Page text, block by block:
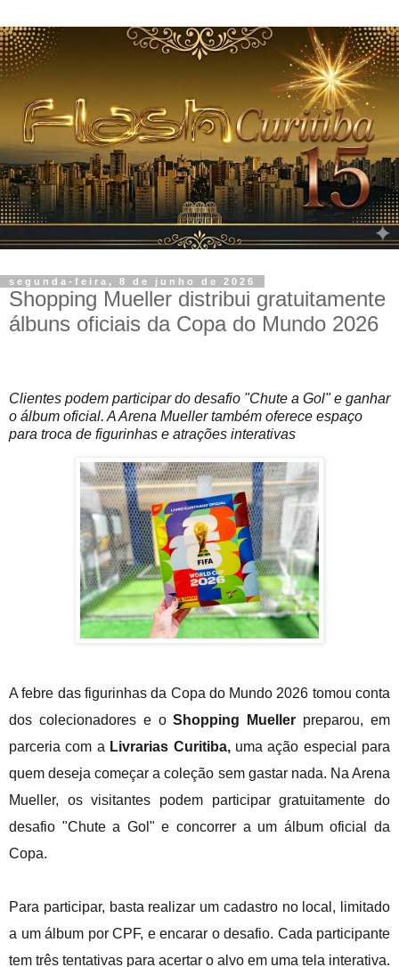
segunda-feira, 8 de junho de 2026
Shopping Mueller distribui gratuitamente
álbuns oficiais da Copa do Mundo 2026
Clientes podem participar do desafio "Chute a Gol" e ganhar
o álbum oficial. A Arena Mueller também oferece espaço
para troca de figurinhas e atrações interativas
A febre das figurinhas da Copa do Mundo 2026 tomou conta
dos colecionadores e oShopping Mueller preparou, em
parceria com a Livrarias Curitiba,uma ação especial para
quem deseja começar a coleção sem gastar nada. Na Arena
Mueller, os visitantes podem participar gratuitamente do
desafio "Chute a Gol" e concorrer a um álbum oficial da
Copa.
Para participar, basta realizar um cadastro no local, limitado
a um álbum por CPF, e encarar o desafio. Cada participante
tem três tentativas para acertar o alvo em uma tela interativa.